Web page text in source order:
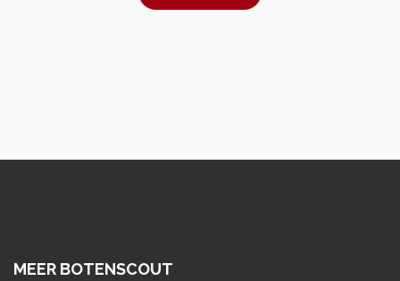
MEER BOTENSCOUT